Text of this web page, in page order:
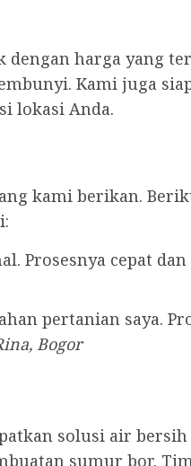
harga yang
Kami juga
lokasi Anda.
kami berikan.
Prosesnya cepat
pertanian saya.
Bogor
solusi air
sumur bor.